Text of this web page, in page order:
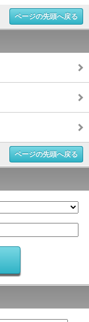
ページの先頭へ戻る
ページの先頭へ戻る